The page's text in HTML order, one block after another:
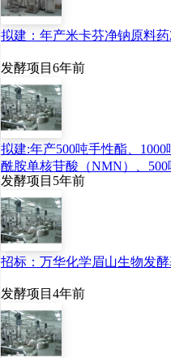
拟建：年产米卡芬净钠原料药
发酵项目 6年前
拟建:年产500吨手性酯、
酰胺单核苷酸（NMN）、500
发酵项目 5年前
招标：万华化学眉山生物发
发酵项目 4年前